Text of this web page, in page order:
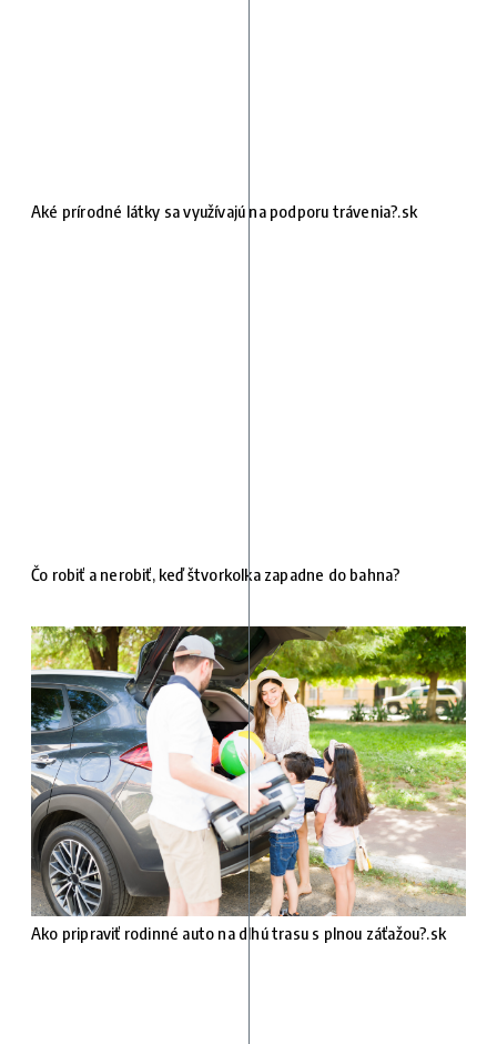
Aké prírodné látky sa využívajú na podporu trávenia?.sk
Čo robiť a nerobiť, keď štvorkolka zapadne do bahna?
Ako pripraviť rodinné auto na dlhú trasu s plnou záťažou?.sk